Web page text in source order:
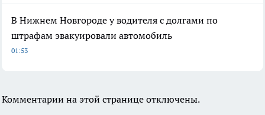
В Нижнем Новгороде у водителя с долгами по
штрафам эвакуировали автомобиль
01:53
Комментарии на этой странице отключены.